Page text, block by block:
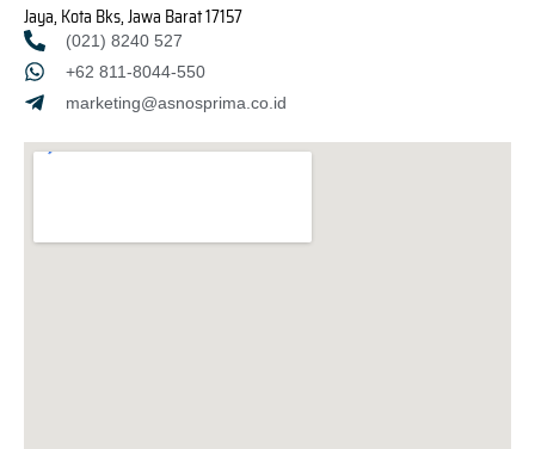
Jaya, Kota Bks, Jawa Barat 17157
(021) 8240 527
+62 811-8044-550
marketing@asnosprima.co.id